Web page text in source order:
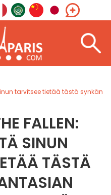
tarvitsee tietää tästä synkän
FALLEN:
SINUN
TÄSTÄ